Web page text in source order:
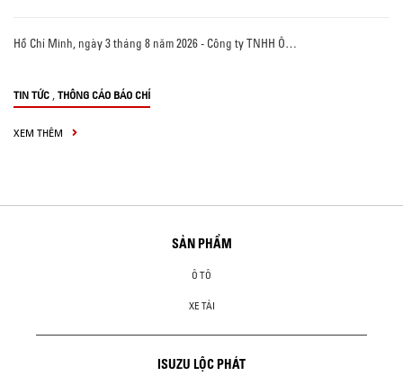
Hồ Chí Minh, ngày 3 tháng 8 năm 2026 - Công ty TNHH Ô…
TIN TỨC , THÔNG CÁO BÁO CHÍ
XEM THÊM
SẢN PHẨM
Ô TÔ
XE TẢI
ISUZU LỘC PHÁT